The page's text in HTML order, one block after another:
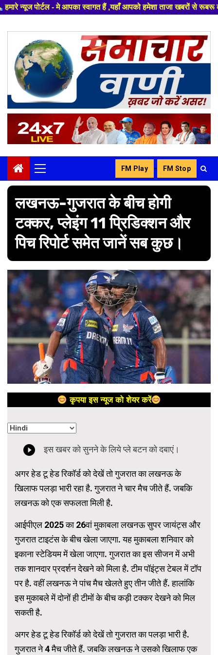
हैं ,यहाँ आपको हमेशा ताजा खबरों से रूबरू कराया जाएगा , खबर ओर
content
Primary
Menu
FM Play - FM Stop
लखनऊ-गुजरात के बीच होगी
टक्कर, प्लेइंग 11 प्रिडिक्शन और
पिच रिपोर्ट समेत जानें सब कुछ।
कृपया इस न्यूज को शेयर करें
अगर हेड टू हेड रिकॉर्ड को देखें तो गुजरात का लखनऊ के
खिलाफ पलड़ा भारी रहा है. गुजरात ने चार मैच जीते हैं. जबकि
लखनऊ को एक सफलता मिली है.
आईपीएल 2025 का 26वां मुकाबला लखनऊ सुपर जायंट्स और
गुजरात टाइटंस के बीच खेला जाएगा. यह मुकाबला शनिवार को
इकाना स्टेडियम में खेला जाएगा. गुजरात का इस सीजन में अभी
तक शानदार प्रदर्शन देखने को मिला है. टीम पॉइंट्स टेबल में टॉप
पर है. वहीं लखनऊ ने पांच मैच खेलते हुए तीन जीते हैं. हालांकि
इस मुकाबले में दोनों ही टीमों के बीच कड़ी टक्कर देखने को मिल
सकती है.
अगर हेड टू हेड रिकॉर्ड को देखें तो गुजरात का पलड़ा भारी है.
गुजरात ने 4 मैच जीते हैं. जबकि लखनऊ ने उसको खिलाफ एक